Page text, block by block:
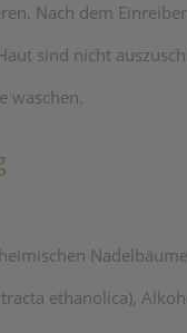
Nach dem
sind nicht
waschen.
ethanolica),